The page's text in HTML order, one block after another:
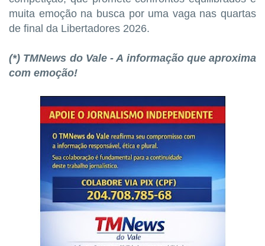
muita emoção na busca por uma vaga nas quartas
de final da Libertadores 2026.
(*) TMNews do Vale - A informação que aproxima
com emoção!